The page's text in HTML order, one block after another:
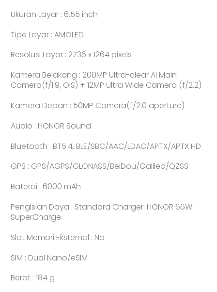
Ukuran Layar : 6.55 inch
Tipe Layar : AMOLED
Resolusi Layar : 2736 x 1264 pixels
Kamera Belakang : 200MP Ultra-clear AI Main
Camera(f/1.9, OIS) + 12MP Ultra Wide Camera (f/2.2)
Kamera Depan : 50MP Camera(f/2.0 aperture)
Audio : HONOR Sound
Bluetooth : BT5.4, BLE/SBC/AAC/LDAC/APTX/APTX HD
GPS : GPS/AGPS/GLONASS/BeiDou/Galileo/QZSS
Baterai : 6000 mAh
Pengisian Daya : Standard Charger: HONOR 66W
SuperCharge
Slot Memori Eksternal : No
SIM : Dual Nano/eSIM
Berat : 184 g